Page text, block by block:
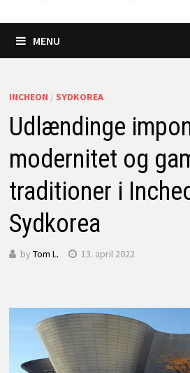
MENU
INCHEON / SYDKOREA
Udlændinge
modernitet og
traditioner i
Sydkorea
by Tom L. 13. april 2022